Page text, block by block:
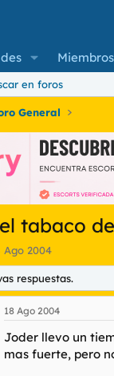
Miembros
en foros
General
tabaco
Ago 2004
respuestas.
18 Ago 2004
Joder llevo un
mas fuerte, pero